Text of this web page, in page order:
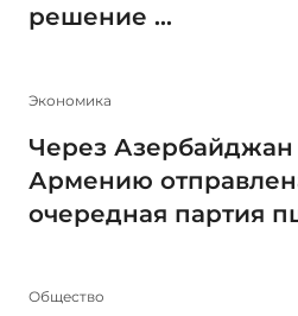
решение ...
Экономика
Через Азербайджан
Армению
очередная партия
Общество